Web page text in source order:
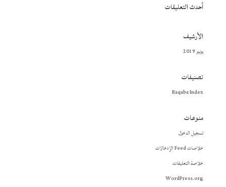
أحدث التعليقات
الأرشيف
يونيو 2019
تصنيفات
Raqaba Index
منوعات
تسجيل الدخول
خلاصات Feed الإدخالات
خلاصة التعليقات
WordPress.org